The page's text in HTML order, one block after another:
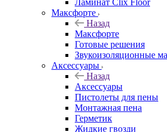
Ламинат Clix Floor
Максфорте
Назад
Максфорте
Готовые решения
Звукоизоляционные
Аксессуары
Назад
Аксессуары
Пистолеты для пены
Монтажная пена
Герметик
Жидкие гвозди